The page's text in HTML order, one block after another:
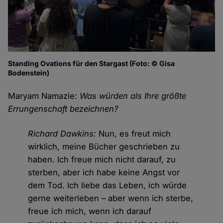
Standing Ovations für den Stargast (Foto: © Gisa
Bodenstein)
Maryam Namazie: Was würden als Ihre größte
Errungenschaft bezeichnen?
Richard Dawkins: Nun, es freut mich
wirklich, meine Bücher geschrieben zu
haben. Ich freue mich nicht darauf, zu
sterben, aber ich habe keine Angst vor
dem Tod. Ich liebe das Leben, ich würde
gerne weiterleben – aber wenn ich sterbe,
freue ich mich, wenn ich darauf